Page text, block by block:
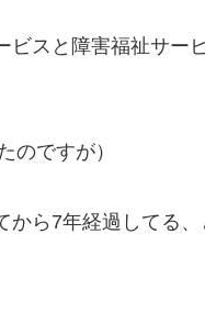
スと障害福祉サー
のですが）
ら7年経過してる、